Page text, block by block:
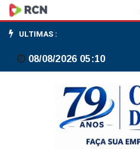
RLA,
indicador
que
despesas
ULTIMAS :
08/08/2026 05:10